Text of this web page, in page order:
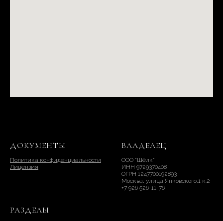
ДОКУМЕНТЫ
Политика конфиденциальности
Лицензия
ВЛАДЕЛЕЦ
ООО "Шёлк"
ИНН 9729370408
ОГРН 1247700192893
Москва, улица Янковского,1 к.2
+7 926 526-11-76
РАЗДЕЛЫ